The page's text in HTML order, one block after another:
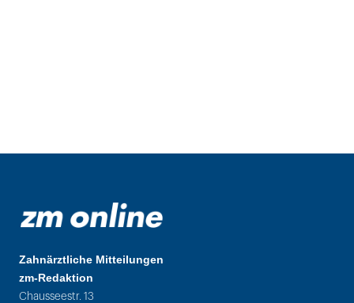
Zahnärztliche Mitteilungen
zm-Redaktion
Chausseestr. 13